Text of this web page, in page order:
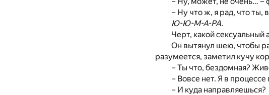
– Ну что ж, я рад, что ты,
Ю-Ю-М-А-РА.
Черт, какой сексуальный
Он вытянул шею, чтобы
разумеется, заметил кучу
– Ты что, бездомная?
– Вовсе нет. Я в
– И куда направляешься?